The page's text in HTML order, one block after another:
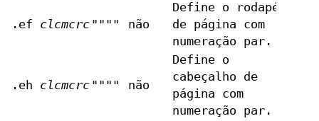
.ef clcmcrc """" não
Define o rodapé
de página com
numeração par.
.eh clcmcrc """" não
Define o
cabeçalho de
página com
numeração par.